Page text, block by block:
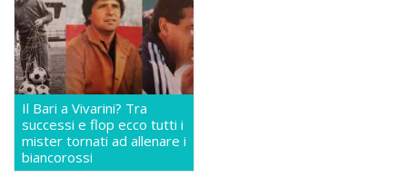
Il Bari a Vivarini? Tra
successi e flop ecco tutti i
mister tornati ad allenare i
biancorossi